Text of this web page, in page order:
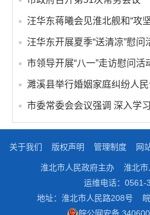
关于我们 版权声明 管理制度 网
淮北市人民政府主办
淮北
运维电话：0561-
地址：淮北市人民路208号
皖公网安备